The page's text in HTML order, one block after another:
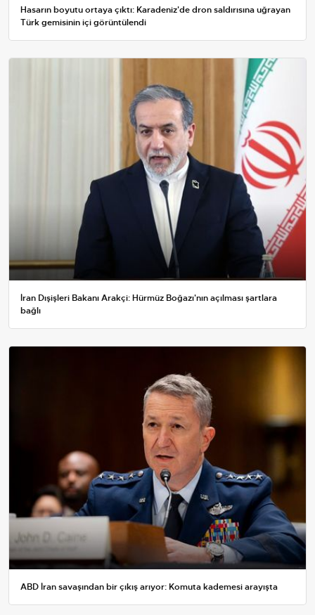
Hasarın boyutu ortaya çıktı: Karadeniz'de dron saldırısına uğrayan
Türk gemisinin içi görüntülendi
İran Dışişleri Bakanı Arakçi: Hürmüz Boğazı'nın açılması şartlara
bağlı
ABD İran savaşından bir çıkış arıyor: Komuta kademesi arayışta